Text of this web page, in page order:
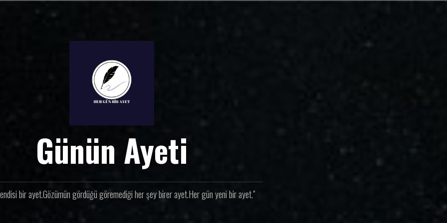
Günün Ayeti
bir ayet.Gözümün gördüğü göremediği her şey birer ayet.Her gün yeni bir ayet.”